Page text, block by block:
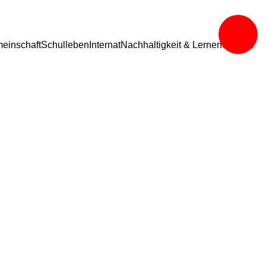
Schulleben InternatNachhaltigkeit & LernenService